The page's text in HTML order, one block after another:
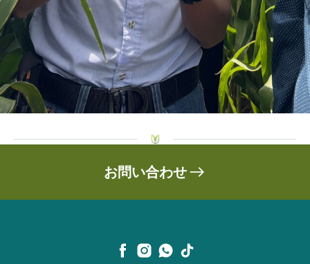
お問い合わせ